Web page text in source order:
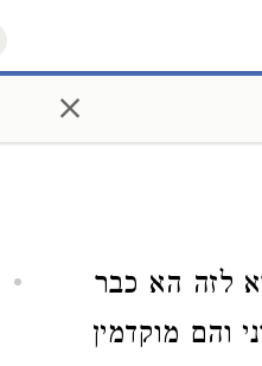
×
לזה הא כבר
והם מוקדמין